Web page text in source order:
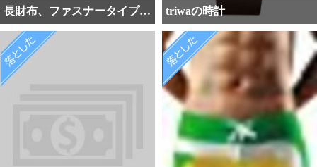
長財布、ファスナータイプ・・・ triwaの時計